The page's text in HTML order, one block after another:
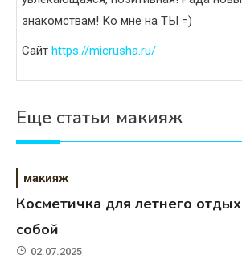
знакомствам! Ко мне на ТЫ =)
Сайт https://micrusha.ru/
Еще статьи макияж
макияж
Косметичка для летнего
собой
02.07.2025